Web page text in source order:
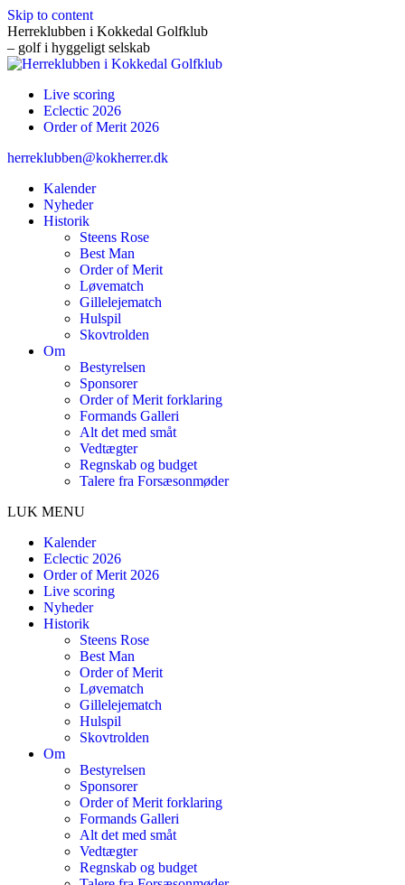
Skip to content
Herreklubben i Kokkedal Golfklub
– golf i hyggeligt selskab
Live scoring
Eclectic 2026
Order of Merit 2026
herreklubben@kokherrer.dk
Kalender
Nyheder
Historik
Steens Rose
Best Man
Order of Merit
Løvematch
Gillelejematch
Hulspil
Skovtrolden
Om
Bestyrelsen
Sponsorer
Order of Merit forklaring
Formands Galleri
Alt det med småt
Vedtægter
Regnskab og budget
Talere fra Forsæsonmøder
LUK MENU
Kalender
Eclectic 2026
Order of Merit 2026
Live scoring
Nyheder
Historik
Steens Rose
Best Man
Order of Merit
Løvematch
Gillelejematch
Hulspil
Skovtrolden
Om
Bestyrelsen
Sponsorer
Order of Merit forklaring
Formands Galleri
Alt det med småt
Vedtægter
Regnskab og budget